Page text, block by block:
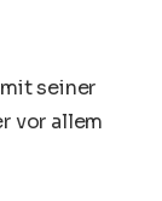
seiner
vor allem